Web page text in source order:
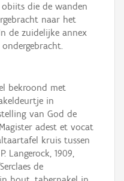
die de wanden
naar het
de zuidelijke annex
bekroond met
in
van God de
adest et vocat
kruis tussen
Langerock, 1909,
de